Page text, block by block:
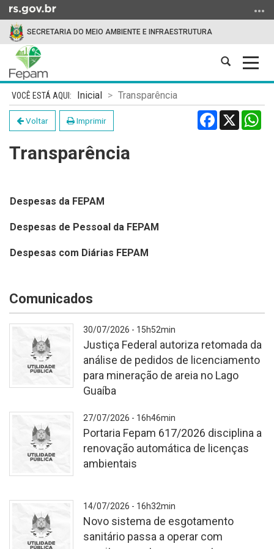
para
conteúdo
para
menu
SECRETARIA DO MEIO AMBIENTE E INFRAESTRUTURA
Abrir
Início
do
conteúdo
Inicial Transparência
Voltar Imprimir Facebook
X
Transparência
Despesas da FEPAM
Despesas de Pessoal da FEPAM
Despesas com Diárias FEPAM
Comunicados
Fundo
branco
texturizado.
brasão
Grande
30/07/2026 - 15h52min
Justiça Federal autoriza retomada da
análise de pedidos de licenciamento
para mineração de areia no Lago
Guaíba
Fundo
branco
texturizado.
27/07/2026 - 16h46min
Portaria Fepam 617/2026 disciplina a
renovação automática de licenças
ambientais
14/07/2026 - 16h32min
Novo sistema de esgotamento
sanitário passa a operar com